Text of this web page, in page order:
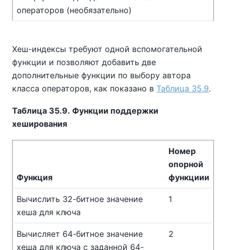
операторов (необязательно)
Хеш-индексы требуют одной вспомогательной
функции и позволяют добавить две
дополнительные функции по выбору автора
класса операторов, как показано в Таблица 35.9.
Таблица 35.9. Функции поддержки
хеширования
Функция
Номер
опорной
функциии
Вычислить 32-битное значение
хеша для ключа
1
Вычисляет 64-битное значение
хеша для ключа с заданной 64-
2